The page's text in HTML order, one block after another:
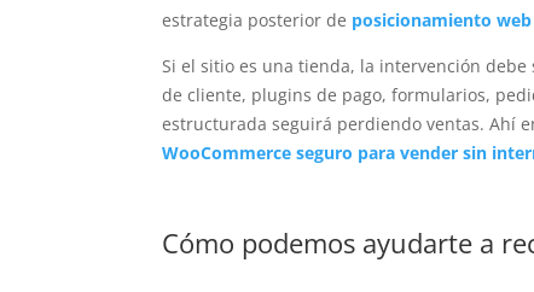
estrategia posterior de posicionamiento
Si el sitio es una tienda, la intervención debe
de cliente, plugins de pago, formularios,
estructurada seguirá perdiendo ventas. Ahí
WooCommerce seguro para vender sin
Cómo podemos ayudarte a